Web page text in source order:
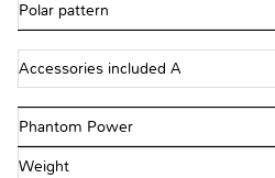
Polar pattern
Accessories included A
Phantom Power
Weight